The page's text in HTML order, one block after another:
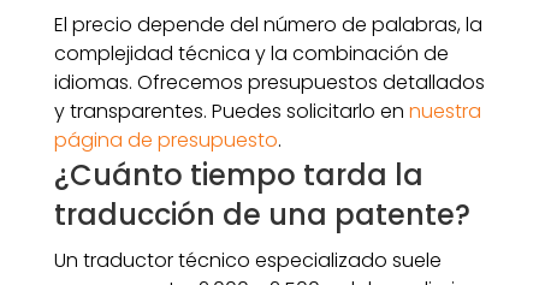
El precio depende del número de palabras, la
complejidad técnica y la combinación de
idiomas. Ofrecemos presupuestos detallados
y transparentes. Puedes solicitarlo en nuestra
página de presupuesto.
¿Cuánto tiempo tarda la
traducción de una patente?
Un traductor técnico especializado suele